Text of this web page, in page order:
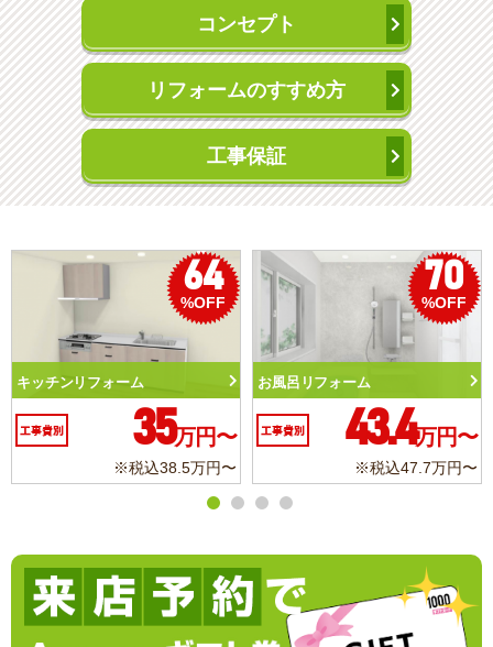
コンセプト
リフォームのすすめ方
工事保証
70
%OFF
万円〜
50
トイレリフォーム
工事費別 10.3万円〜
※税込11.3万円〜
洗面化粧台リフォー
工事費別
※税